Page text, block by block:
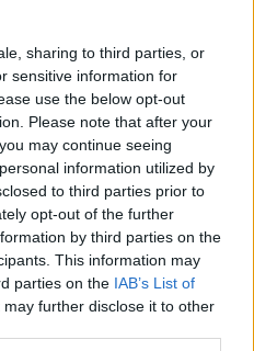
sharing to third parties, or
sensitive information for
use the below opt-out
Please note that after your
may continue seeing
information utilized by
to third parties prior to
opt-out of the further
by third parties on the
This information may
parties on the IAB’s List of
may further disclose it to other
(Ιζμίτ), σε απόσταση
τελευταία πως
σεισμός να πλήξει την
πόλη της